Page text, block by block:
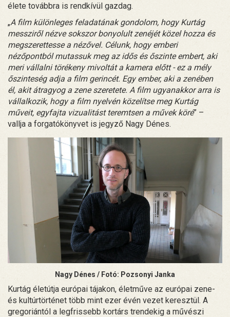
élete továbbra is rendkívül gazdag.
„A film különleges feladatának gondolom, hogy Kurtág
messziről nézve sokszor bonyolult zenéjét közel hozza és
megszerettesse a nézővel. Célunk, hogy emberi
nézőpontból mutassuk meg az idős és őszinte embert, aki
meri vállalni törékeny mivoltát a kamera előtt - ez a mély
őszinteség adja a film gerincét. Egy ember, aki a zenében
él, akit átragyog a zene szeretete. A film ugyanakkor arra is
vállalkozik, hogy a film nyelvén közelítse meg Kurtág
műveit, egyfajta vizualitást teremtsen a művek köré” –
vallja a forgatókönyvet is jegyző Nagy Dénes.
Nagy Dénes / Fotó: Pozsonyi Janka
Kurtág életútja európai tájakon, életműve az európai zene-
és kultúrtörténet több mint ezer évén vezet keresztül. A
gregoriántól a legfrissebb kortárs trendekig a művészi